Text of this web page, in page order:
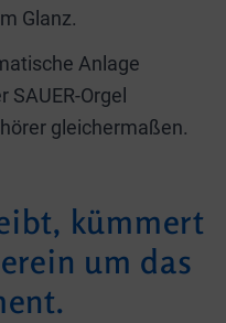
Glanz.
Anlage
Orgel
gleichermaßen.
kümmert
um das